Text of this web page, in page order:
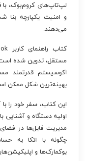
لپ‌تاپ‌های کروم‌بوک، با
و امنیت یکپارچه بنا
می‌دهند.
مستقل، تدوین شده است
اکوسیستم قدرتمند
بهینه‌ترین شکل ممکن
این کتاب، سفر خود را با
اولیه دستگاه و آشنایی
مدیریت فایل‌ها در
چگونه با اتکا به
بوکمارک‌ها و